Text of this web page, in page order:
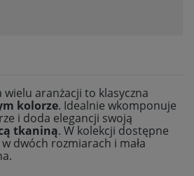
aranżacji to klasyczna
kolorze. Idealnie wkomponuje
i doda elegancji swoją
tkaniną. W kolekcji dostępne
dwóch rozmiarach i mała